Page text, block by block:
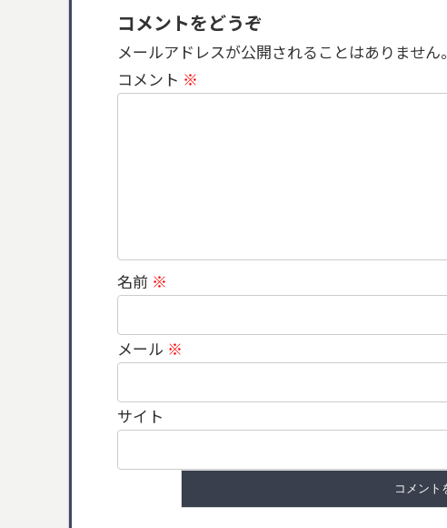
コメントをどうぞ
メールアドレスが公開されることはありません。
コメント ※
名前 ※
メール ※
サイト